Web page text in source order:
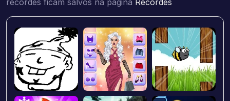
recordes ficam salvos na página Recordes